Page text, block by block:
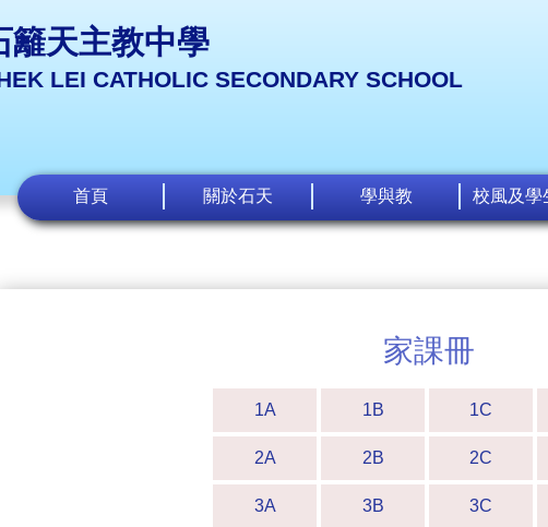
籬天主教中學
LEI CATHOLIC SECONDARY SCHOOL
首頁 關於石天 學與教 校風及學
家課冊
1A 1B 1C
2A 2B 2C
3A 3B 3C